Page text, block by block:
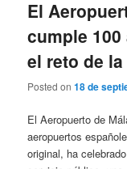
El
cumple
el reto de
Posted on18 de
El Aeropuerto de
aeropuertos
original, ha